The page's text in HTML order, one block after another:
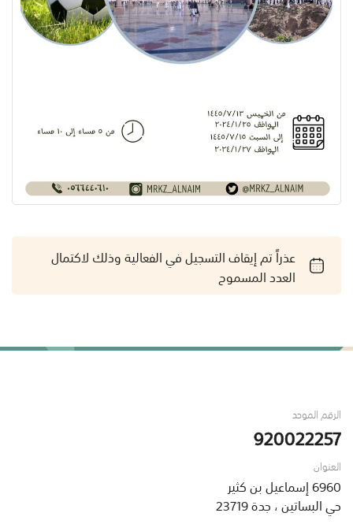
عذراً تم إيقاف التسجيل في الفعالية وذلك لاكتمال
العدد المسموح
الرقم الموحد
920022257
العنوان
6960 إسماعيل بن كثير
حي البساتين ، جدة 23719